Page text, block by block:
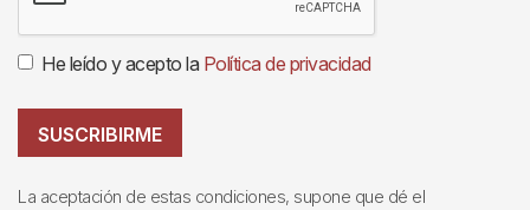
He leído y acepto la Política de privacidad
SUSCRIBIRME
La aceptación de estas condiciones, supone que dé el